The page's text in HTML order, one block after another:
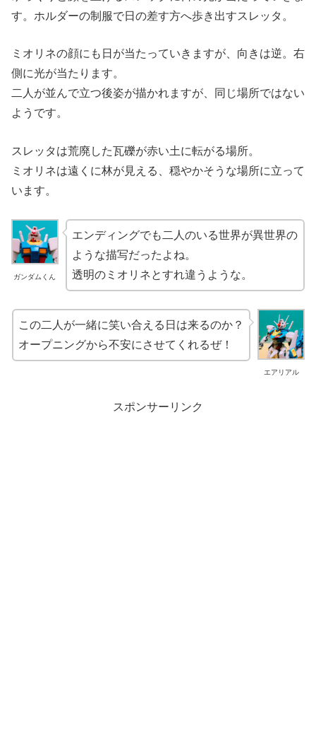
す。ホルダーの制服で日の差す方へ歩き出すスレッタ。
ミオリネの顔にも日が当たっていきますが、向きは逆。右
側に光が当たります。
二人が並んで立つ後姿が描かれますが、同じ場所ではない
ようです。
スレッタは荒廃した瓦礫が赤い土に転がる場所。
ミオリネは遠くに林が見える、穏やかそうな場所に立って
います。
ガンダムくん
エンディングでも二人のいる世界が異世界の
ような描写だったよね。
透明のミオリネとすれ違うような。
エアリアル
この二人が一緒に笑い合える日は来るのか？
オープニングから不安にさせてくれるぜ！
スポンサーリンク